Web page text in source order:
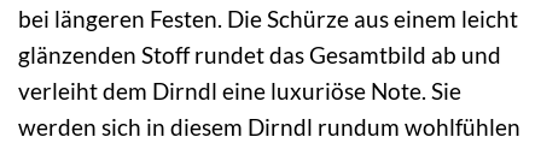
bei längeren Festen. Die Schürze aus einem leicht
glänzenden Stoff rundet das Gesamtbild ab und
verleiht dem Dirndl eine luxuriöse Note. Sie
werden sich in diesem Dirndl rundum wohlfühlen